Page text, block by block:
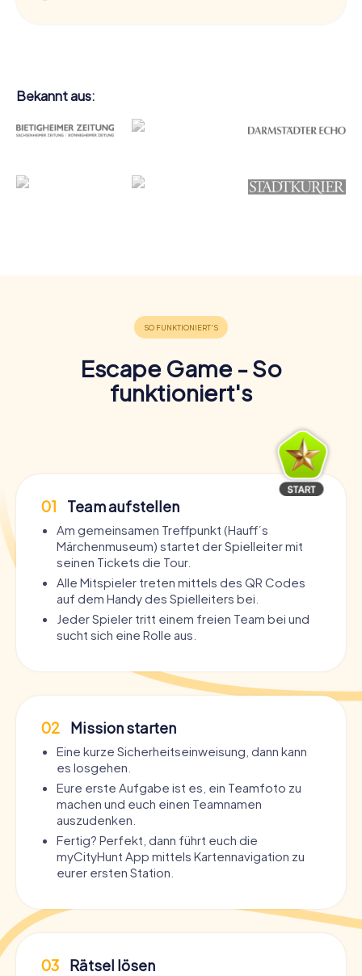
Bekannt aus:
Escape Game - So
funktioniert's
01 Team aufstellen
Am gemeinsamen Treffpunkt (Hauff´s
Märchenmuseum) startet der Spielleiter mit
seinen Tickets die Tour.
Alle Mitspieler treten mittels des QR Codes
auf dem Handy des Spielleiters bei.
Jeder Spieler tritt einem freien Team bei und
sucht sich eine Rolle aus.
02 Mission starten
Eine kurze Sicherheitseinweisung, dann kann
es losgehen.
Eure erste Aufgabe ist es, ein Teamfoto zu
machen und euch einen Teamnamen
auszudenken.
Fertig? Perfekt, dann führt euch die
myCityHunt App mittels Kartennavigation zu
eurer ersten Station.
03 Rätsel lösen